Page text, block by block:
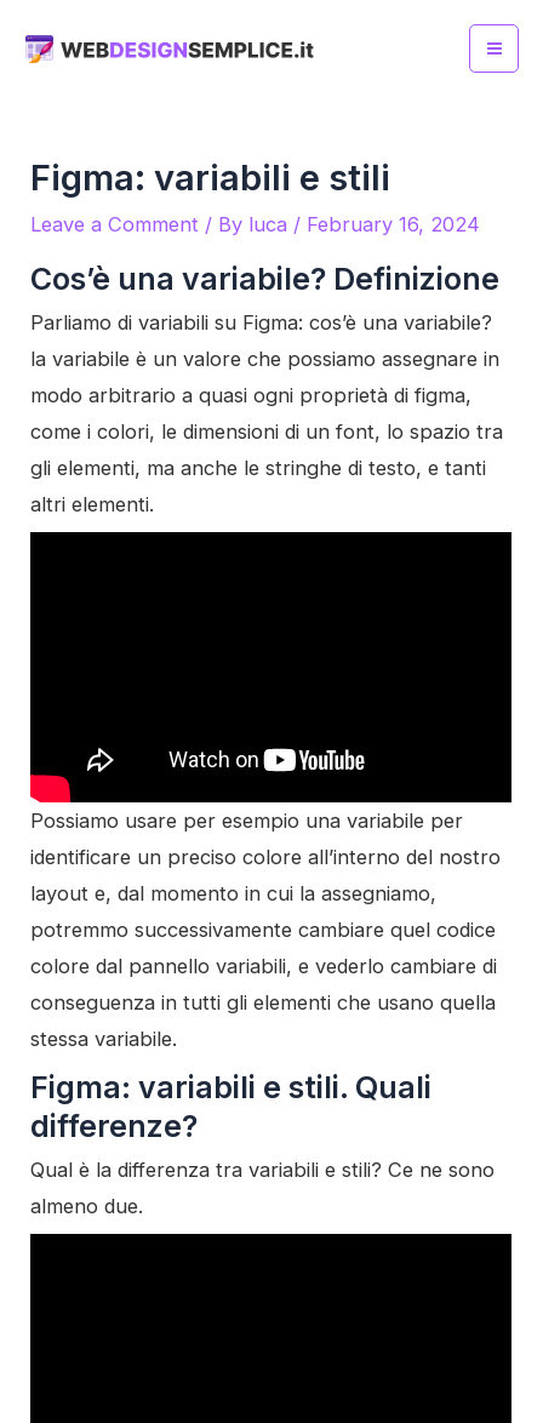
Figma: variabili e stili
Leave a Comment / By luca / February 16, 2024
Cos’è una variabile? Definizione
Parliamo di variabili su Figma: cos’è una variabile?
la variabile è un valore che possiamo assegnare in
modo arbitrario a quasi ogni proprietà di figma,
come i colori, le dimensioni di un font, lo spazio tra
gli elementi, ma anche le stringhe di testo, e tanti
altri elementi.
Possiamo usare per esempio una variabile per
identificare un preciso colore all’interno del nostro
layout e, dal momento in cui la assegniamo,
potremmo successivamente cambiare quel codice
colore dal pannello variabili, e vederlo cambiare di
conseguenza in tutti gli elementi che usano quella
stessa variabile.
Figma: variabili e stili. Quali
differenze?
Qual è la differenza tra variabili e stili? Ce ne sono
almeno due.